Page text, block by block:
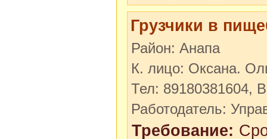
Грузчики в
Район: Анапа
К. лицо: Оксана.
Тел: 89180381604,
Работодатель:
Требование: